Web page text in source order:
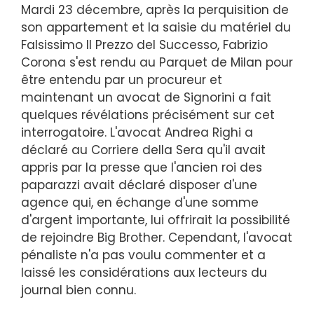
Mardi 23 décembre, après la perquisition de
son appartement et la saisie du matériel du
Falsissimo Il Prezzo del Successo, Fabrizio
Corona s'est rendu au Parquet de Milan pour
être entendu par un procureur et
maintenant un avocat de Signorini a fait
quelques révélations précisément sur cet
interrogatoire. L'avocat Andrea Righi a
déclaré au Corriere della Sera qu'il avait
appris par la presse que l'ancien roi des
paparazzi avait déclaré disposer d'une
agence qui, en échange d'une somme
d'argent importante, lui offrirait la possibilité
de rejoindre Big Brother. Cependant, l'avocat
pénaliste n'a pas voulu commenter et a
laissé les considérations aux lecteurs du
journal bien connu.